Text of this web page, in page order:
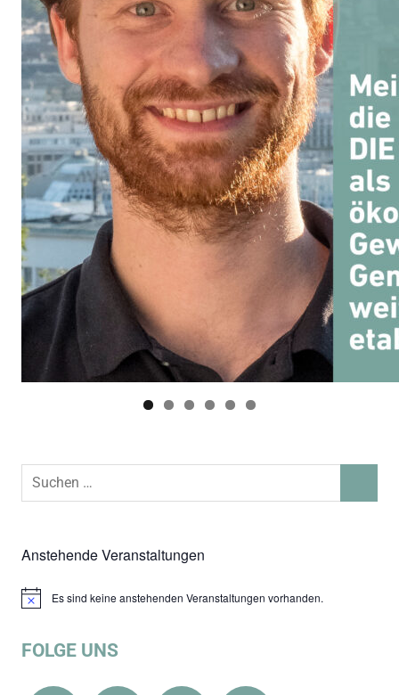
Suchen
Anstehende Veranstaltungen
HinweisEs sind keine anstehenden Veranstaltungen vorhanden.
FOLGE UNS